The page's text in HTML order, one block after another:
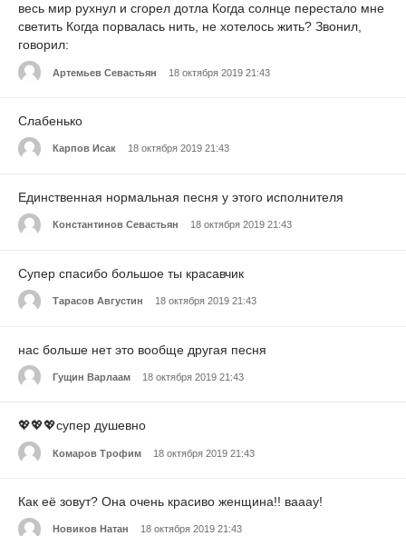
весь мир рухнул и сгорел дотла Когда солнце перестало мне
светить Когда порвалась нить, не хотелось жить? Звонил,
говорил:
Артемьев Севастьян 18 октября 2019 21:43
Слабенько
Карпов Исак 18 октября 2019 21:43
Единственная нормальная песня у этого исполнителя
Константинов Севастьян 18 октября 2019 21:43
Супер спасибо большое ты красавчик
Тарасов Августин 18 октября 2019 21:43
нас больше нет это вообще другая песня
Гущин Варлаам 18 октября 2019 21:43
💖💖💖супер душевно
Комаров Трофим 18 октября 2019 21:43
Как её зовут? Она очень красиво женщина!! вааау!
Новиков Натан 18 октября 2019 21:43